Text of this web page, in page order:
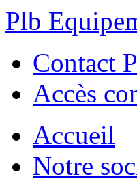
Plb
Contact
Accès
Accueil
Notre